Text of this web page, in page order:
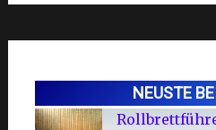
NEUSTE